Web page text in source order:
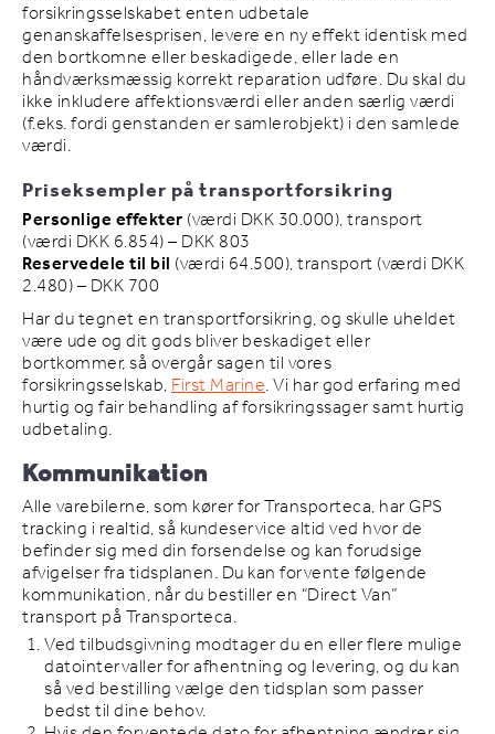
forsikringsselskabet enten udbetale
genanskaffelsesprisen, levere en ny effekt identisk med
den bortkomne eller beskadigede, eller lade en
håndværksmæssig korrekt reparation udføre. Du skal du
ikke inkludere affektionsværdi eller anden særlig værdi
(f.eks. fordi genstanden er samlerobjekt) i den samlede
værdi.
Priseksempler på transportforsikring
Personlige effekter(værdi DKK 30.000), transport
(værdi DKK 6.854) – DKK 803
Reservedele til bil(værdi 64.500), transport (værdi DKK
2.480) – DKK 700
Har du tegnet en transportforsikring, og skulle uheldet
være ude og dit gods bliver beskadiget eller
bortkommer, så overgår sagen til vores
forsikringsselskab,First Marine. Vi har god erfaring med
hurtig og fair behandling af forsikringssager samt hurtig
udbetaling.
Kommunikation
Alle varebilerne, som kører for Transporteca, har GPS
tracking i realtid, så kundeservice altid ved hvor de
befinder sig med din forsendelse og kan forudsige
afvigelser fra tidsplanen. Du kan forvente følgende
kommunikation, når du bestiller en “Direct Van”
transport på Transporteca.
Ved tilbudsgivning modtager du en eller flere mulige
datointervaller for afhentning og levering, og du kan
så ved bestilling vælge den tidsplan som passer
bedst til dine behov.